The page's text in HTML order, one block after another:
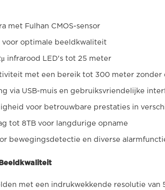
met Fulhan CMOS-sensor
voor optimale beeldkwaliteit
infrarood LED's tot 25 meter
met een bereik tot 300 meter zonder
via USB-muis en gebruiksvriendelijke
voor betrouwbare prestaties in
tot 8TB voor langdurige opname
bewegingsdetectie en diverse
met een indrukwekkende resolutie van